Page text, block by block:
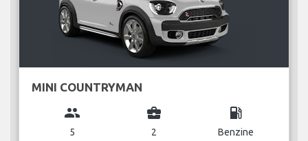
MINI COUNTRYMAN
group
5
business_center
2
local_gas_station
Benzine